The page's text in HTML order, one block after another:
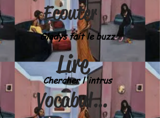
Ecouter
Gladys fait le buzz
Lire
Vocabulaire
Chercher l'intrus